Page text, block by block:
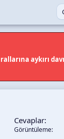
aykırı
Cevaplar
Görüntüleme